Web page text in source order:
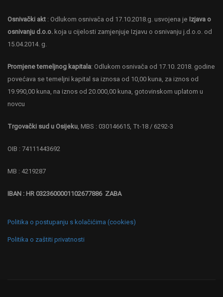
Osnivački akt : Odlukom osnivača od 17.10.2018.g. usvojena je Izjava o
osnivanju d.o.o. koja u cijelosti zamjenjuje Izjavu o osnivanju j.d.o.o. od
15.04.2014. g.
Promjene temeljnog kapitala: Odlukom osnivača od 17.10. 2018. godine
povećava se temeljni kapital sa iznosa od 10,00 kuna, za iznos od
19.990,00 kuna, na iznos od 20.000,00 kuna, gotovinskom uplatom u
novcu
Trgovački sud u Osijeku, MBS : 030146615, Tt-18 / 6292-3
OIB : 74111443692
MB : 4219287
IBAN : HR 0323600001102677886 ZABA
Politika o postupanju s kolačićima (cookies)
Politika o zaštiti privatnosti